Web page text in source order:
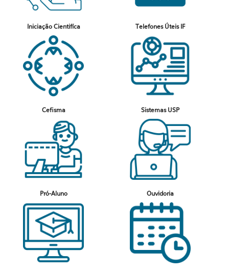
Iniciação Cientifíca
Cefisma
Pró-Aluno
Telefones Úteis IF
Sistemas USP
Ouvidoria